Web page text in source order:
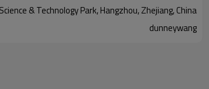
& Technology Park, Hangzhou, Zhejiang, China
dunneywang